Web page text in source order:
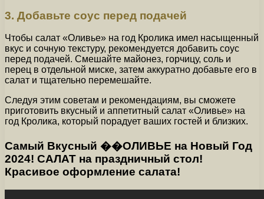
3. Добавьте соус перед подачей
Чтобы салат «Оливье» на год Кролика имел насыщенный
вкус и сочную текстуру, рекомендуется добавить соус
перед подачей. Смешайте майонез, горчицу, соль и
перец в отдельной миске, затем аккуратно добавьте его в
салат и тщательно перемешайте.
Следуя этим советам и рекомендациям, вы сможете
приготовить вкусный и аппетитный салат «Оливье» на
год Кролика, который порадует ваших гостей и близких.
Самый Вкусный ��ОЛИВЬЕ на Новый Год
2024! САЛАТ на праздничный стол!
Красивое оформление салата!